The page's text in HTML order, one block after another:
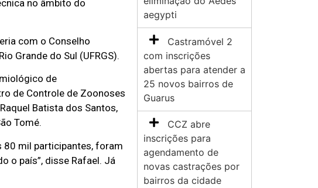
no âmbito do
com o Conselho
Grande do Sul (UFRGS).
de
de Controle de Zoonoses
Batista dos Santos,
Tomé.
80 mil participantes, foram
o país”, disse Rafael. Já
aegypti
Castramóvel 2
com inscrições
abertas para atender a
25 novos bairros de
Guarus
CCZ abre
inscrições para
agendamento de
novas castrações por
bairros da cidade